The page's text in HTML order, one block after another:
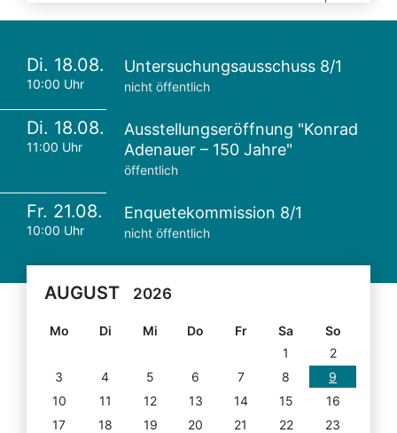
Di. 18.08.
10:00 Uhr
Untersuchungsausschuss 8/1
nicht öffentlich
Di. 18.08.
11:00 Uhr
Ausstellungseröffnung "Konrad
Adenauer – 150 Jahre"
öffentlich
Fr. 21.08.
10:00 Uhr
Enquetekommission 8/1
nicht öffentlich
AUGUST 2026
Mo Di Mi Do Fr Sa
So
1
2
3
4 5 6 7 8
9
10
11 12 13 14 15
16
17
18 19 20 21 22
23